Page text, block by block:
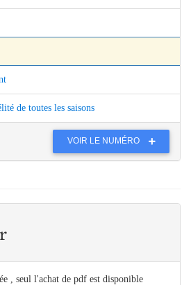
de toutes les saisons
VOIR LE NUMÉRO
, seul l'achat de pdf est disponible